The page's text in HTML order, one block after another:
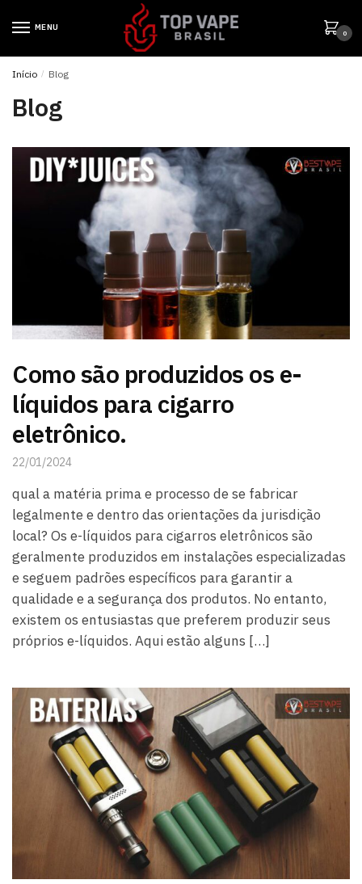
MENU
0
Início / Blog
Blog
Como são produzidos os e-
líquidos para cigarro
eletrônico.
22/01/2024
qual a matéria prima e processo de se fabricar
legalmente e dentro das orientações da jurisdição
local? Os e-líquidos para cigarros eletrônicos são
geralmente produzidos em instalações especializadas
e seguem padrões específicos para garantir a
qualidade e a segurança dos produtos. No entanto,
existem os entusiastas que preferem produzir seus
próprios e-líquidos. Aqui estão alguns […]